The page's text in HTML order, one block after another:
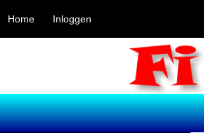
Home Inloggen